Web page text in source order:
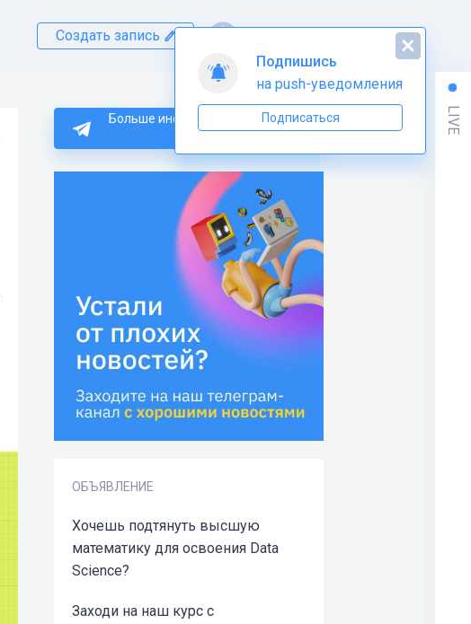
Создать запись
Больше информации по Python
ОБЪЯВЛЕНИЕ
Хочешь подтянуть высшую
математику для освоения Data
Science?
Заходи на наш курс с
LIVE
Подпишись
на push-уведомления
Подписаться